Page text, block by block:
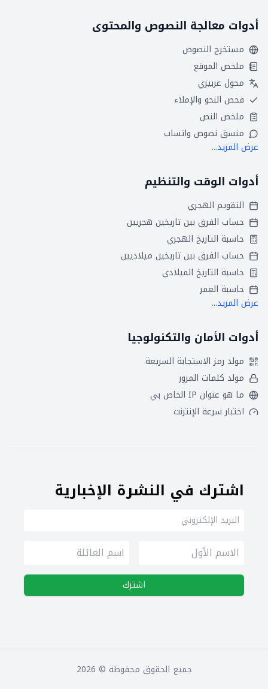
أدوات معالجة النصوص والمحتوى
مستخرج النصوص
ملخص الموقع
محول عربيزي
فحص النحو والإملاء
ملخص النص
منسق نصوص واتساب
عرض المزيد...
أدوات الوقت والتنظيم
التقويم الهجري
حساب الفرق بين تاريخين هجريين
حاسبة التاريخ الهجري
حساب الفرق بين تاريخين ميلاديين
حاسبة التاريخ الميلادي
حاسبة العمر
عرض المزيد...
أدوات الأمان والتكنولوجيا
مولد رمز الاستجابة السريعة
مولد كلمات المرور
ما هو عنوان IP الخاص بي
اختبار سرعة الإنترنت
اشترك في النشرة الإخبارية
اشترك
جميع الحقوق محفوظة © 2026